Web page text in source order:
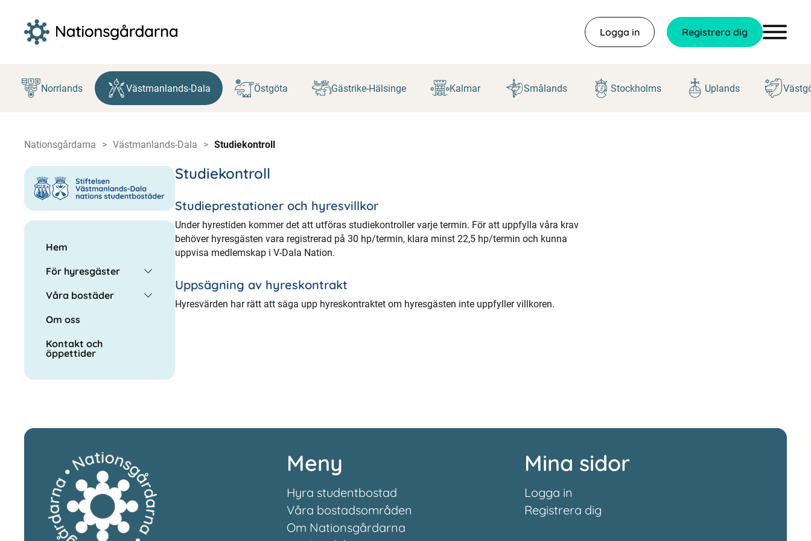
innehåll
Logga in Registrera dig
Norrlands Västmanlands-Dala Östgöta Gästrike-Hälsinge Kalmar Smålands Stockholms Uplands
Nationsgårdarna Västmanlands-Dala Studiekontroll
Hem
För hyresgäster
Våra bostäder
Om oss
Kontakt och
öppettider
Studiekontroll
Studieprestationer och hyresvillkor
Under hyrestiden kommer det att utföras studiekontroller varje termin. För att uppfylla våra krav
behöver hyresgästen vara registrerad på 30 hp/termin, klara minst 22,5 hp/termin och kunna
uppvisa medlemskap i V-Dala Nation.
Uppsägning av hyreskontrakt
Hyresvärden har rätt att säga upp hyreskontraktet om hyresgästen inte uppfyller villkoren.
Meny
Hyra studentbostad
Våra bostadsområden
Om Nationsgårdarna
Mina sidor
Logga in
Registrera dig